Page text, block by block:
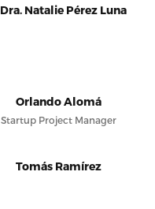
Dra. Natalie Pérez Luna
Orlando Alomá
Startup Project Manager
Tomás Ramírez